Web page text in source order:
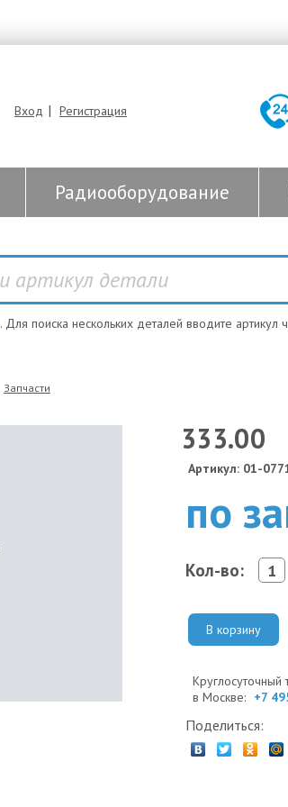
Вход | Регистрация
Радиооборудование
. Для поиска нескольких деталей вводите артикул
Запчасти
333.00
Артикул: 01-
по
Кол-во:
В корзину
Круглосуточный
в Москве: +7
Поделиться: